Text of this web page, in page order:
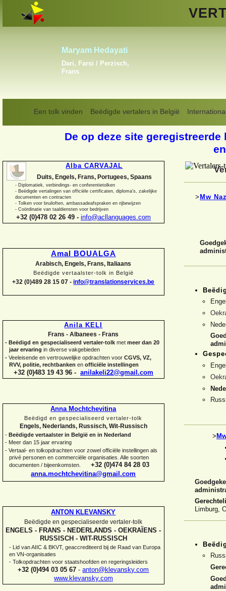
Een tolk vinden Beëdigde vertalers in België
Alba CARVAJAL
Duits, Engels, Frans, Portugees, Spaans
- Diplomatiek, verbindings- en conferentietolken
- Beëdigde vertalingen van officiële certificaten, diploma's, zakelijke
documenten en contracten
- Tolken voor bruiloften, ambassadeafspraken en rijbewijzen
- Coördinatie van taaldiensten voor bedrijven
+32 (0)478 02 26 49 - info@acllanguages.com
Amal BOUALGA
Arabisch, Engels, Frans, Italiaans
Beëdigde vertaalster-tolk in België
+32 (0)489 28 15 07 - info@translationservices.be
Anila KELI
Frans - Albanees - Frans
- Beëdigd en gespecialiseerd vertaler-tolk met meer dan 20
jaar ervaring in diverse vakgebieden
- Veeleisende en vertrouwelijke opdrachten voor CGVS, VZ,
RVV, politie, rechtbanken en officiële instellingen
+32 (0)483 19 43 96 - anilakeli22@gmail.com
Anna Mochtchevitina
Beëdigd en gespecialiseerd vertaler-tolk
Engels, Nederlands, Russisch, Wit-Russisch
- Beëdigde vertaalster in België en in Nederland
- Meer dan 15 jaar ervaring
- Vertaal- en tolkopdrachten voor zowel officiële instellingen als
privé personen en commerciële organisaties. Alle soorten
documenten / bijeenkomsten.
+32 (0)474 84 28 03
anna.mochtchevitina@gmail.com
ANTON KLEVANSKY
Beëdigde en gespecialiseerde vertaler-tolk
ENGELS - FRANS - NEDERLANDS - OEKRAÏENS -
RUSSISCH - WIT-RUSSISCH
- Lid van AIIC & BKVT, geaccrediteerd bij de Raad van Europa
en VN-organisaties
- Tolkopdrachten voor staatshoofden en regeringsleiders
+32 (0)494 03 05 67 - anton@klevansky.com
www.klevansky.com
De op deze site
Vladislav Linkiavitchious
Engels, Frans, Russisch
> Mw
>
Limburg,